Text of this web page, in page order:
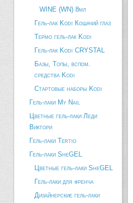
WINE (WN) 8мл
Гель-лак Kodi Кошачий глаз
Термо гель-лак Kodi
Гель-лак Kodi CRYSTAL
Базы, Топы, вспом.
средства Kodi
Стартовые наборы Kodi
Гель-лаки My Nail
Цветные гель-лаки Леди
Виктори
Гель-лаки Tertio
Гель-лаки SheGEL
Цветные гель-лаки SheGEL
Гель-лаки для френча
Дизайнерские гель-лаки